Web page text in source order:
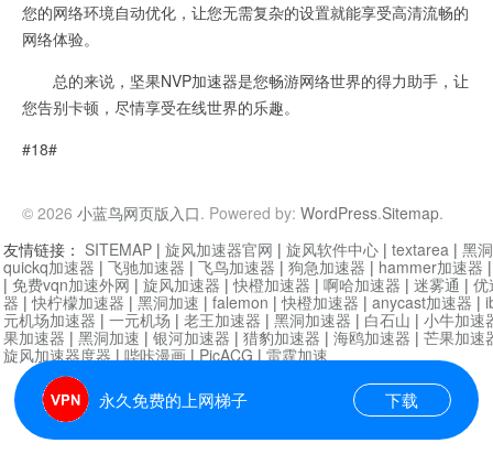
您的网络环境自动优化，让您无需复杂的设置就能享受高清流畅的
网络体验。
总的来说，坚果NVP加速器是您畅游网络世界的得力助手，让
您告别卡顿，尽情享受在线世界的乐趣。
#18#
© 2026 小蓝鸟网页版入口. Powered by: WordPress.Sitemap.
永久免费的上网梯子 下载
友情链接： SITEMAP | 旋风加速器官网 | 旋风软件中心 | textarea | 黑
quickq加速器 | 飞驰加速器 | 飞鸟加速器 | 狗急加速器 | hammer加速器
| 免费vqn加速外网 | 旋风加速器 |快橙加速器 | 啊哈加速器 | 迷雾通 | 优
器 |快柠檬加速器 | 黑洞加速 | falemon |快橙加速器 | anycast加速器 |
元机场加速器 | 一元机场 | 老王加速器 | 黑洞加速器 | 白石山 | 小牛加速
果加速器 | 黑洞加速 | 银河加速器 | 猎豹加速器 | 海鸥加速器 | 芒果加速
旋风加速器度器|哔咔漫画|PicACG|雷霆加速